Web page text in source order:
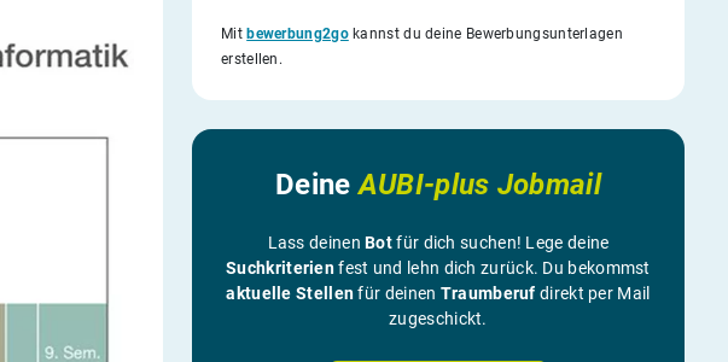
Mitbewerbung2gokannst du deine Bewerbungsunterlagen
erstellen.
DeineAUBI-plus Jobmail
Lass deinenBotfür dich suchen! Lege deine
Suchkriterienfest und lehn dich zurück. Du bekommst
aktuelle Stellenfür deinen Traumberuf direkt per Mail
zugeschickt.